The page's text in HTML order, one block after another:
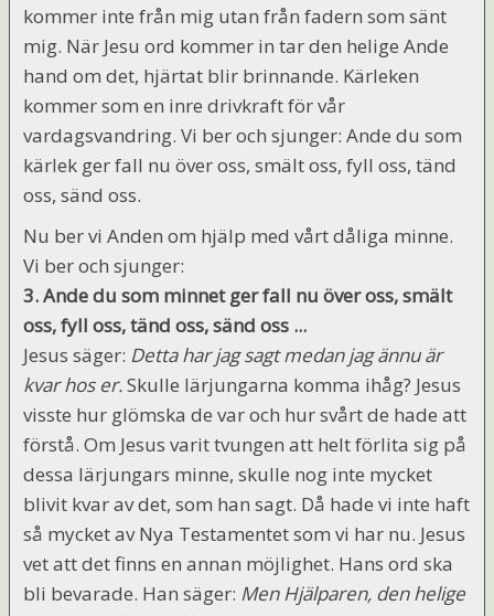
kommer inte från mig utan från fadern som sänt
mig. När Jesu ord kommer in tar den helige Ande
hand om det, hjärtat blir brinnande. Kärleken
kommer som en inre drivkraft för vår
vardagsvandring. Vi ber och sjunger: Ande du som
kärlek ger fall nu över oss, smält oss, fyll oss, tänd
oss, sänd oss.
Nu ber vi Anden om hjälp med vårt dåliga minne.
Vi ber och sjunger:
3. Ande du som minnet ger fall nu över oss, smält
oss, fyll oss, tänd oss, sänd oss ...
Jesus säger: Detta har jag sagt medan jag ännu är
kvar hos er.Skulle lärjungarna komma ihåg? Jesus
visste hur glömska de var och hur svårt de hade att
förstå. Om Jesus varit tvungen att helt förlita sig på
dessa lärjungars minne, skulle nog inte mycket
blivit kvar av det, som han sagt. Då hade vi inte haft
så mycket av Nya Testamentet som vi har nu. Jesus
vet att det finns en annan möjlighet. Hans ord ska
bli bevarade. Han säger: Men Hjälparen, den helige